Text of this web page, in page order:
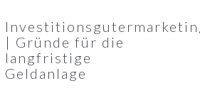
| Gründe für die
langfristige
Geldanlage